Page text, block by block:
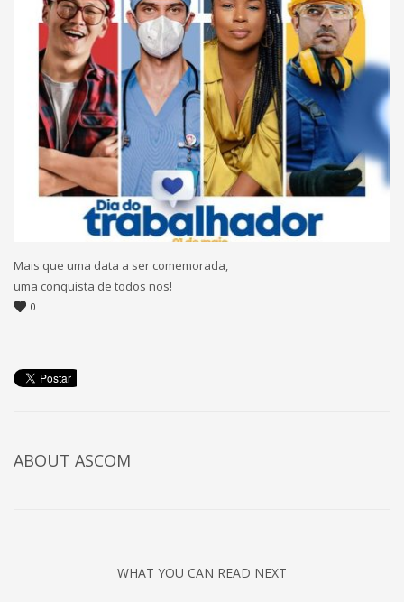
Mais que uma data a ser comemorada,
uma conquista de todos nos!
0
ABOUT ASCOM
WHAT YOU CAN READ NEXT